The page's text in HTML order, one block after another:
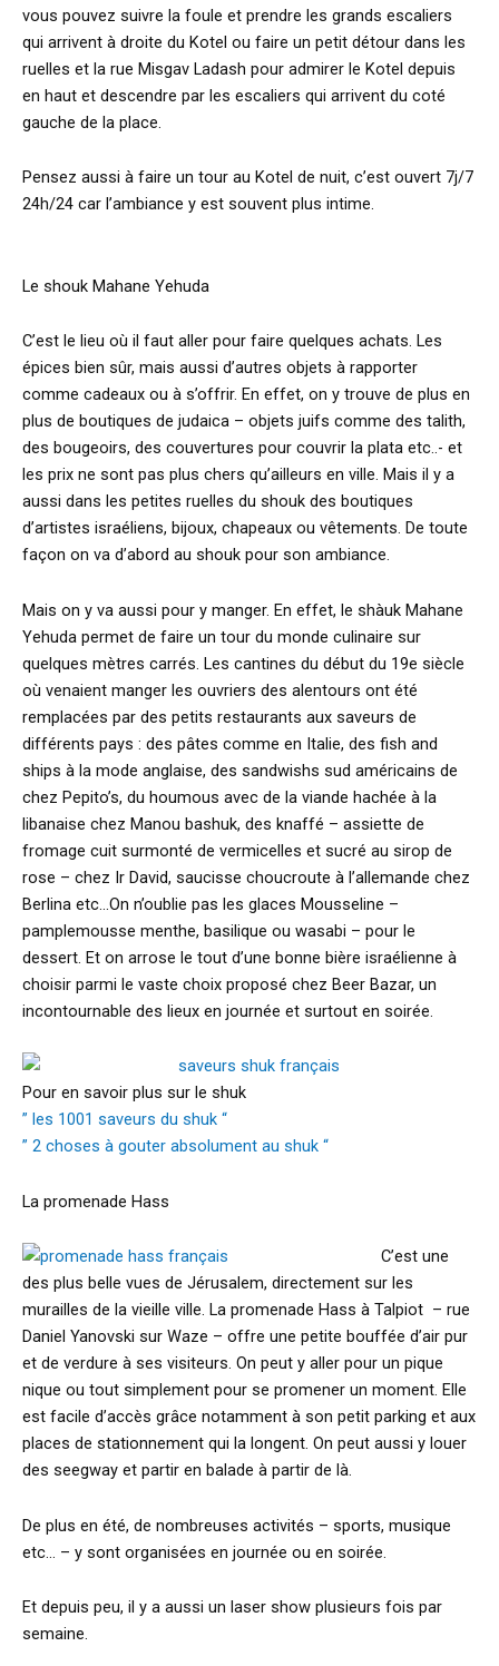
vous pouvez suivre la foule et prendre les grands escaliers
qui arrivent à droite du Kotel ou faire un petit détour dans les
ruelles et la rue Misgav Ladash pour admirer le Kotel depuis
en haut et descendre par les escaliers qui arrivent du coté
gauche de la place.
Pensez aussi à faire un tour au Kotel de nuit, c’est ouvert 7j/7
24h/24 car l’ambiance y est souvent plus intime.
Le shouk Mahane Yehuda
C’est le lieu où il faut aller pour faire quelques achats. Les
épices bien sûr, mais aussi d’autres objets à rapporter
comme cadeaux ou à s’offrir. En effet, on y trouve de plus en
plus de boutiques de judaica – objets juifs comme des talith,
des bougeoirs, des couvertures pour couvrir la plata etc..- et
les prix ne sont pas plus chers qu’ailleurs en ville. Mais il y a
aussi dans les petites ruelles du shouk des boutiques
d’artistes israéliens, bijoux, chapeaux ou vêtements. De toute
façon on va d’abord au shouk pour son ambiance.
Mais on y va aussi pour y manger. En effet, le shàuk Mahane
Yehuda permet de faire un tour du monde culinaire sur
quelques mètres carrés. Les cantines du début du 19e siècle
où venaient manger les ouvriers des alentours ont été
remplacées par des petits restaurants aux saveurs de
différents pays : des pâtes comme en Italie, des fish and
ships à la mode anglaise, des sandwishs sud américains de
chez Pepito’s, du houmous avec de la viande hachée à la
libanaise chez Manou bashuk, des knaffé – assiette de
fromage cuit surmonté de vermicelles et sucré au sirop de
rose – chez Ir David, saucisse choucroute à l’allemande chez
Berlina etc…On n’oublie pas les glaces Mousseline –
pamplemousse menthe, basilique ou wasabi – pour le
dessert. Et on arrose le tout d’une bonne bière israélienne à
choisir parmi le vaste choix proposé chez Beer Bazar, un
incontournable des lieux en journée et surtout en soirée.
Pour en savoir plus sur le shuk
” les 1001 saveurs du shuk “
” 2 choses à gouter absolument au shuk “
La promenade Hass
C’est une
des plus belle vues de Jérusalem, directement sur les
murailles de la vieille ville. La promenade Hass à Talpiot – rue
Daniel Yanovski sur Waze – offre une petite bouffée d’air pur
et de verdure à ses visiteurs. On peut y aller pour un pique
nique ou tout simplement pour se promener un moment. Elle
est facile d’accès grâce notamment à son petit parking et aux
places de stationnement qui la longent. On peut aussi y louer
des seegway et partir en balade à partir de là.
De plus en été, de nombreuses activités – sports, musique
etc… – y sont organisées en journée ou en soirée.
Et depuis peu, il y a aussi un laser show plusieurs fois par
semaine.